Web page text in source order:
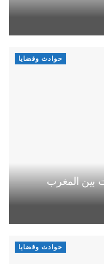
حوادث وقضايا
بين المغرب
حوادث وقضايا